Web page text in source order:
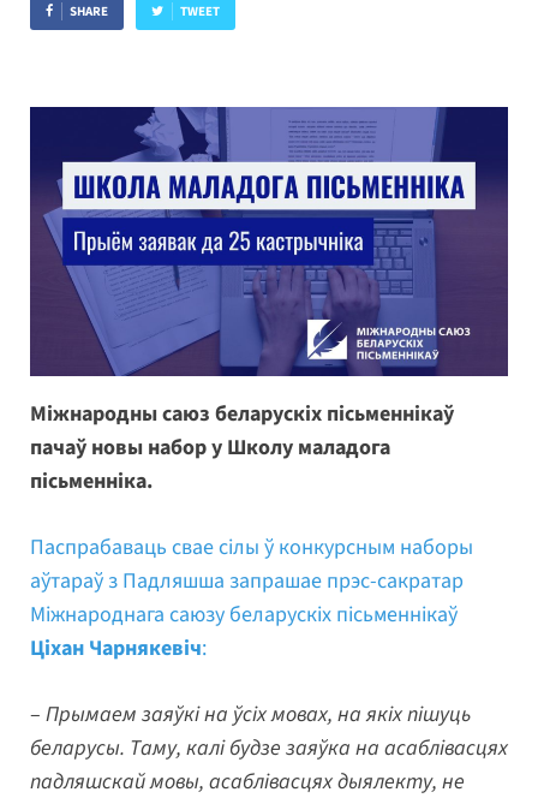
SHARE TWEET
Міжнародны саюз беларускіх пісьменнікаў
пачаў новы набор у Школу маладога
пісьменніка.
Паспрабаваць свае сілы ў конкурсным наборы
аўтараў з Падляшша запрашае прэс-сакратар
Міжнароднага саюзу беларускіх пісьменнікаў
Ціхан Чарнякевіч:
– Прымаем заяўкі на ўсіх мовах, на якіх пішуць
беларусы. Таму, калі будзе заяўка на асаблівасцях
падляшскай мовы, асаблівасцях дыялекту, не